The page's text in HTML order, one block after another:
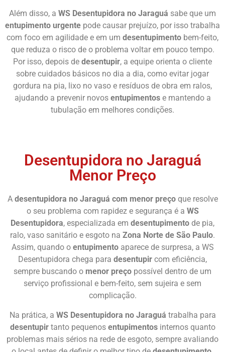
Além disso, a WS Desentupidora no Jaraguá sabe que um
entupimento urgente pode causar prejuízo, por isso trabalha
com foco em agilidade e em um desentupimento bem-feito,
que reduza o risco de o problema voltar em pouco tempo.
Por isso, depois de desentupir, a equipe orienta o cliente
sobre cuidados básicos no dia a dia, como evitar jogar
gordura na pia, lixo no vaso e resíduos de obra em ralos,
ajudando a prevenir novos entupimentose mantendo a
tubulação em melhores condições.
Desentupidora no Jaraguá
Menor Preço
A desentupidora no Jaraguá com menor preçoque resolve
o seu problema com rapidez e segurança é a WS
Desentupidora, especializada em desentupimento de pia,
ralo, vaso sanitário e esgoto na Zona Norte de São Paulo.
Assim, quando o entupimentoaparece de surpresa, a WS
Desentupidora chega para desentupir com eficiência,
sempre buscando o menor preço possível dentro de um
serviço profissional e bem-feito, sem sujeira e sem
complicação.
Na prática, a WS Desentupidora no Jaraguá trabalha para
desentupirtanto pequenos entupimentosinternos quanto
problemas mais sérios na rede de esgoto, sempre avaliando